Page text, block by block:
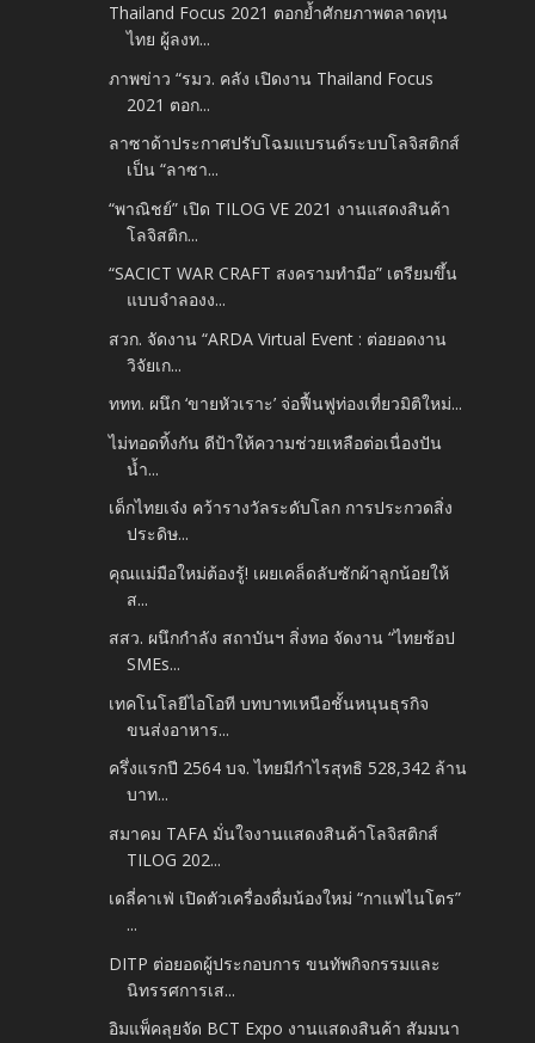
Thailand Focus 2021 ตอกย้ำศักยภาพตลาดทุน
ไทย ผู้ลงท...
ภาพข่าว “รมว. คลัง เปิดงาน Thailand Focus
2021 ตอก...
ลาซาด้าประกาศปรับโฉมแบรนด์ระบบโลจิสติกส์
เป็น “ลาซา...
“พาณิชย์” เปิด TILOG VE 2021 งานแสดงสินค้า
โลจิสติก...
“SACICT WAR CRAFT สงครามทำมือ” เตรียมขึ้น
แบบจำลองง...
สวก. จัดงาน “ARDA Virtual Event : ต่อยอดงาน
วิจัยเก...
ททท. ผนึก ‘ขายหัวเราะ’ จ่อฟื้นฟูท่องเที่ยวมิติใหม่...
ไม่ทอดทิ้งกัน ดีป้าให้ความช่วยเหลือต่อเนื่องปัน
น้ำ...
เด็กไทยเจ๋ง คว้ารางวัลระดับโลก การประกวดสิ่ง
ประดิษ...
คุณแม่มือใหม่ต้องรู้! เผยเคล็ดลับซักผ้าลูกน้อยให้
ส...
สสว. ผนึกกำลัง สถาบันฯ สิ่งทอ จัดงาน “ไทยช้อป
SMEs...
เทคโนโลยีไอโอที บทบาทเหนือชั้นหนุนธุรกิจ
ขนส่งอาหาร...
ครึ่งแรกปี 2564 บจ. ไทยมีกำไรสุทธิ 528,342 ล้าน
บาท...
สมาคม TAFA มั่นใจงานแสดงสินค้าโลจิสติกส์
TILOG 202...
เดลี่คาเฟ่ เปิดตัวเครื่องดื่มน้องใหม่ “กาแฟไนโตร”
...
DITP ต่อยอดผู้ประกอบการ ขนทัพกิจกรรมและ
นิทรรศการเส...
อิมแพ็คลุยจัด BCT Expo งานแสดงสินค้า สัมมนา